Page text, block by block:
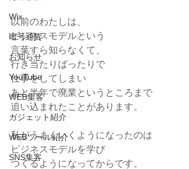
Wix
暗号通貨
お知らせ
YouTube
WEB集客
ガジェット紹介
WEBツール紹介
SNS集客
以前のわたしは、
ビジネスモデルという
言葉すら知らなくて、
行き当たりばったりで
仕事をしてしまい
あと半年で廃業というところまで
追い込まれたことがあります。
私がうまくいくようになったのは
ビジネスモデルを学び
つくるようになってからです。